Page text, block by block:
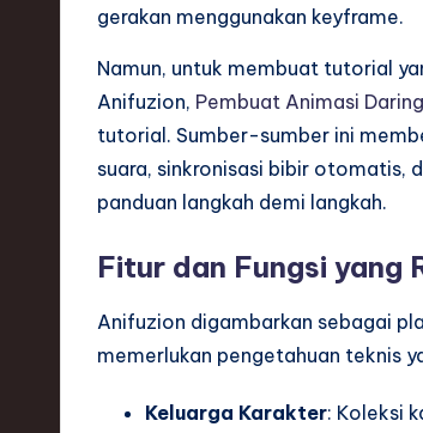
gerakan menggunakan keyframe.
Namun, untuk membuat tutorial
Anifuzion, Pembuat Animasi
tutorial. Sumber-sumber ini
suara, sinkronisasi bibir otomatis,
panduan langkah demi langkah.
Fitur dan Fungsi yang
Anifuzion digambarkan sebagai
memerlukan pengetahuan teknis
Keluarga Karakter: Koleksi